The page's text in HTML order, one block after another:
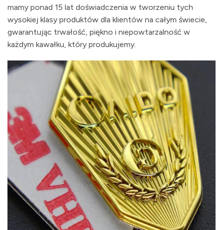
mamy ponad 15 lat doświadczenia w tworzeniu tych
wysokiej klasy produktów dla klientów na całym świecie,
gwarantując trwałość, piękno i niepowtarzalność w
każdym kawałku, który produkujemy.